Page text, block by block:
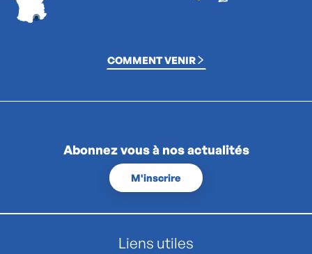
COMMENT VENIR
Abonnez vous à nos actualités
M'inscrire
Liens utiles